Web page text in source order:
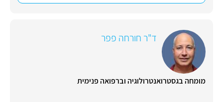
ד"ר חורחה פפר
מומחה בגסטרואנטרולוגיה וברפואה פנימית